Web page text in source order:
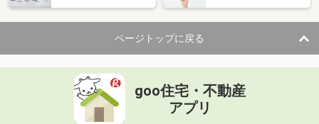
住 所
福島県二本松市成田町１丁目
専有面積 46.28m²
間取り
2DK
福島県福島市渡利字柳小路
価 格
住 所
福島県福島市渡利字柳小路
ページトップに戻る
goo住宅・不動産
アプリ